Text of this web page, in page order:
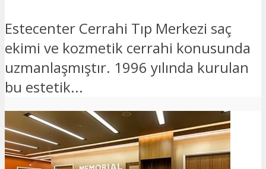
Estecenter Cerrahi Tıp Merkezi saç
ekimi ve kozmetik cerrahi konusunda
uzmanlaşmıştır. 1996 yılında kurulan
bu estetik...